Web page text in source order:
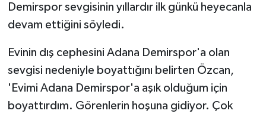
Demirspor sevgisinin yıllardır ilk günkü heyecanla
devam ettiğini söyledi.
Evinin dış cephesini Adana Demirspor'a olan
sevgisi nedeniyle boyattığını belirten Özcan,
'Evimi Adana Demirspor'a aşık olduğum için
boyattırdım. Görenlerin hoşuna gidiyor. Çok